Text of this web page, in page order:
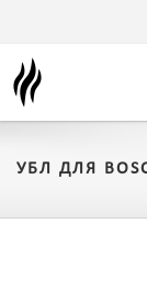
УБЛ ДЛЯ